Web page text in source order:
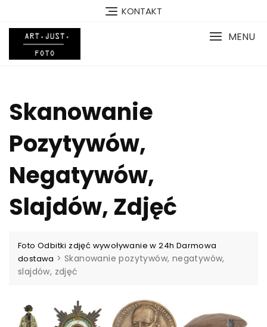
content
KONTAKT
MENU
Skanowanie
Pozytywów,
Negatywów,
Slajdów, Zdjęć
Foto Odbitki zdjęć wywoływanie w 24h Darmowa
dostawa >Skanowanie pozytywów, negatywów,
slajdów, zdjęć